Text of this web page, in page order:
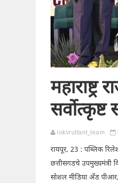
lokvruttant_team
रायपूर, 23 : पब्लिक
छत्तीसगडचे उपमुख्यमंत्री
सोशल मीडिया अँड पीआर,